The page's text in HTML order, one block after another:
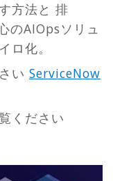
方法と 排
のAIOpsソリュ
ロ化。
い ServiceNow
ください